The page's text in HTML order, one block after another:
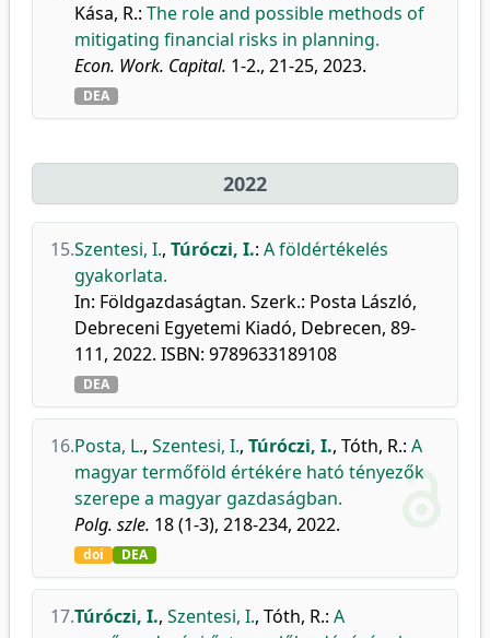
Kása, R.: The role and possible methods of
mitigating financial risks in planning.
Econ. Work. Capital. 1-2., 21-25, 2023.
DEA
2022
15.Szentesi, I., Túróczi, I.: A földértékelés
gyakorlata.
In: Földgazdaságtan. Szerk.: Posta László,
Debreceni Egyetemi Kiadó, Debrecen, 89-
111, 2022. ISBN: 9789633189108
DEA
16.Posta, L., Szentesi, I., Túróczi, I., Tóth, R.: A
magyar termőföld értékére ható tényezők
szerepe a magyar gazdaságban.
Polg. szle. 18 (1-3), 218-234, 2022.
doi DEA
17.Túróczi, I., Szentesi, I., Tóth, R.: A